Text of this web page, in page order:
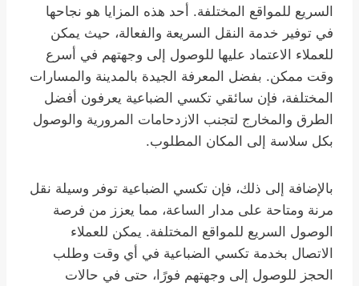
السريع للمواقع المختلفة. أحد هذه المزايا هو نجاحها
في توفير خدمة النقل السريعة والفعالة، حيث يمكن
للعملاء الاعتماد عليها للوصول إلى وجهتهم في أسرع
وقت ممكن. بفضل المعرفة الجيدة بالمدينة والمسارات
المختلفة، فإن سائقي تكسي الضباعية يعرفون أفضل
الطرق والمخارج لتجنب الازدحامات المرورية والوصول
بكل سلاسة إلى المكان المطلوب.
بالإضافة إلى ذلك، فإن تكسي الضباعية توفر وسيلة نقل
مرنة ومتاحة على مدار الساعة، مما يعزز من فرصة
الوصول السريع للمواقع المختلفة. يمكن للعملاء
الاتصال بخدمة تكسي الضباعية في أي وقت وطلب
الحجز للوصول إلى وجهتهم فورًا، حتى في حالات